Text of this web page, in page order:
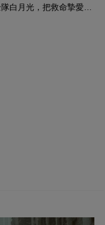
白月光，把救命摯愛當